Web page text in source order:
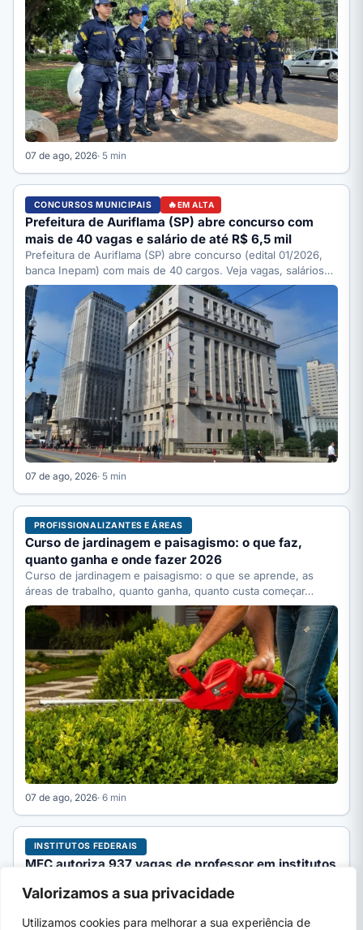
Valorizamos a sua privacidade
Utilizamos cookies para melhorar a sua experiência de
07 de ago, 2026· 5 min
CONCURSOS MUNICIPAIS EM ALTA
Prefeitura de Auriflama (SP) abre concurso com
mais de 40 vagas e salário de até R$ 6,5 mil
Prefeitura de Auriflama (SP) abre concurso (edital 01/2026,
banca Inepam) com mais de 40 cargos. Veja vagas, salários…
07 de ago, 2026· 5 min
PROFISSIONALIZANTES E ÁREAS
Curso de jardinagem e paisagismo: o que faz,
quanto ganha e onde fazer 2026
Curso de jardinagem e paisagismo: o que se aprende, as
áreas de trabalho, quanto ganha, quanto custa começar…
07 de ago, 2026· 6 min
INSTITUTOS FEDERAIS
MEC autoriza 937 vagas de professor em institutos
Portaria 657/2026 do MEC distribui 937 cargos de professor